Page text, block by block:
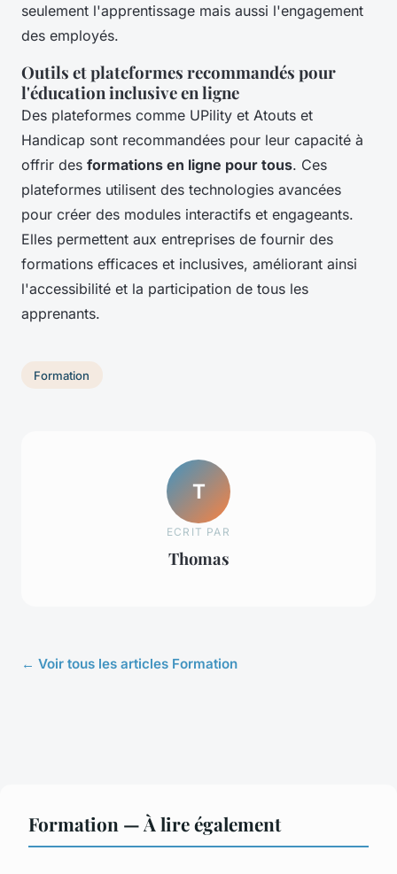
seulement l'apprentissage mais aussi l'engagement
des employés.
Outils et plateformes recommandés pour
l'éducation inclusive en ligne
Des plateformes comme UPility et Atouts et
Handicap sont recommandées pour leur capacité à
offrir des formations en ligne pour tous. Ces
plateformes utilisent des technologies avancées
pour créer des modules interactifs et engageants.
Elles permettent aux entreprises de fournir des
formations efficaces et inclusives, améliorant ainsi
l'accessibilité et la participation de tous les
apprenants.
Formation
T
ECRIT PAR
Thomas
← Voir tous les articles Formation
Formation — À lire également